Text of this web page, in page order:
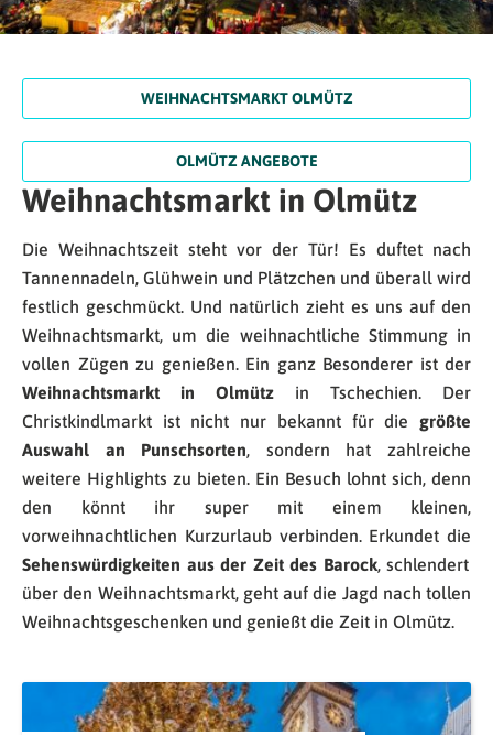
WEIHNACHTSMARKT OLMÜTZ
OLMÜTZ ANGEBOTE
Weihnachtsmarkt in Olmütz
Die Weihnachtszeit steht vor der Tür! Es duftet nach
Tannennadeln, Glühwein und Plätzchen und überall wird
festlich geschmückt. Und natürlich zieht es uns auf den
Weihnachtsmarkt, um die weihnachtliche Stimmung in
vollen Zügen zu genießen. Ein ganz Besonderer ist der
Weihnachtsmarkt in Olmütz in Tschechien. Der
Christkindlmarkt ist nicht nur bekannt für die größte
Auswahl an Punschsorten, sondern hat zahlreiche
weitere Highlights zu bieten. Ein Besuch lohnt sich, denn
den könnt ihr super mit einem kleinen,
vorweihnachtlichen Kurzurlaub verbinden. Erkundet die
Sehenswürdigkeiten aus der Zeit des Barock, schlendert
über den Weihnachtsmarkt, geht auf die Jagd nach tollen
Weihnachtsgeschenken und genießt die Zeit in Olmütz.